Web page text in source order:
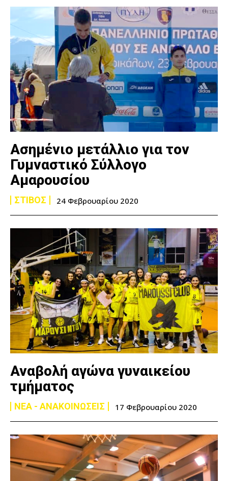
Ασημένιο μετάλλιο για τον
Γυμναστικό Σύλλογο
Αμαρουσίου
ΣΤΙΒΟΣ 24 Φεβρουαρίου 2020
Αναβολή αγώνα γυναικείου
τμήματος
ΝΕΑ - ΑΝΑΚΟΙΝΩΣΕΙΣ 17 Φεβρουαρίου 2020